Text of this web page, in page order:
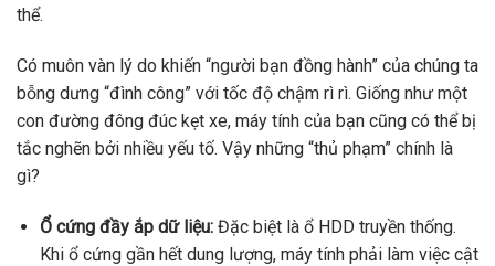
thể.
Có muôn vàn lý do khiến “người bạn đồng hành” của chúng ta
bỗng dưng “đình công” với tốc độ chậm rì rì. Giống như một
con đường đông đúc kẹt xe, máy tính của bạn cũng có thể bị
tắc nghẽn bởi nhiều yếu tố. Vậy những “thủ phạm” chính là
gì?
Ổ cứng đầy ắp dữ liệu:Đặc biệt là ổ HDD truyền thống.
Khi ổ cứng gần hết dung lượng, máy tính phải làm việc cật